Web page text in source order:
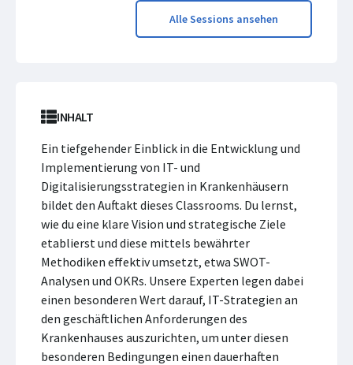
Alle Sessions ansehen
INHALT
Ein tiefgehender Einblick in die Entwicklung und
Implementierung von IT- und
Digitalisierungsstrategien in Krankenhäusern
bildet den Auftakt dieses Classrooms. Du lernst,
wie du eine klare Vision und strategische Ziele
etablierst und diese mittels bewährter
Methodiken effektiv umsetzt, etwa SWOT-
Analysen und OKRs. Unsere Experten legen dabei
einen besonderen Wert darauf, IT-Strategien an
den geschäftlichen Anforderungen des
Krankenhauses auszurichten, um unter diesen
besonderen Bedingungen einen dauerhaften